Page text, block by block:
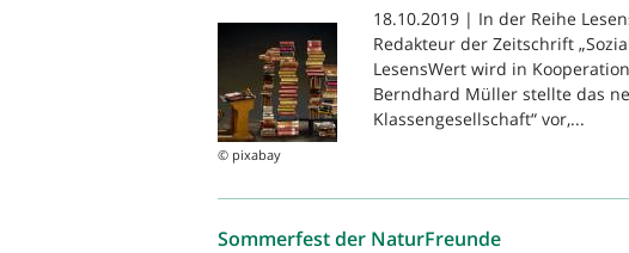
© pixabay
18.10.2019 | In der Reihe
Redakteur der Zeitschrift
LesensWert wird in
Berndhard Müller stellte das
Klassengesellschaft“ vor,...
Sommerfest der NaturFreunde